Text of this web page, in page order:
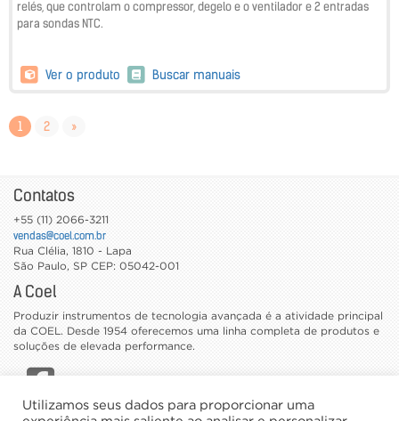
relés, que controlam o compressor, degelo e o ventilador e 2 entradas
para sondas NTC.
Ver o produto Buscar manuais
1 2 »
Contatos
+55 (11) 2066-3211
vendas@coel.com.br
Rua Clélia, 1810 - Lapa
São Paulo, SP CEP: 05042-001
A Coel
Produzir instrumentos de tecnologia avançada é a atividade principal
da COEL. Desde 1954 oferecemos uma linha completa de produtos e
soluções de elevada performance.
Utilizamos seus dados para proporcionar uma